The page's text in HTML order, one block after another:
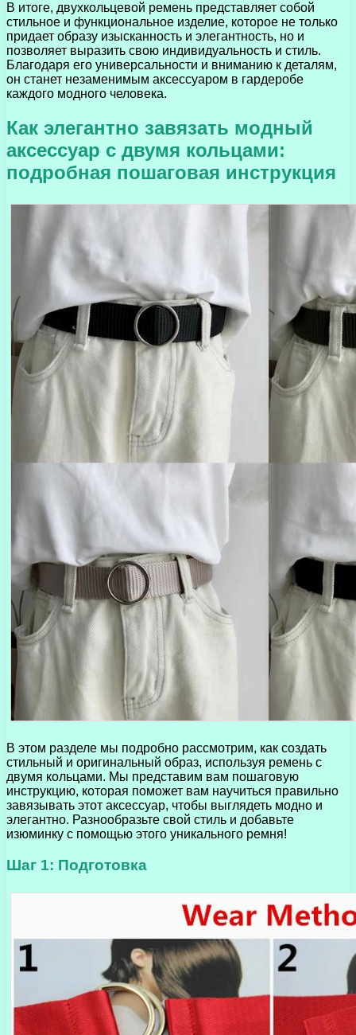
В итоге, двухкольцевой ремень представляет собой
стильное и функциональное изделие, которое не только
придает образу изысканность и элегантность, но и
позволяет выразить свою индивидуальность и стиль.
Благодаря его универсальности и вниманию к деталям,
он станет незаменимым аксессуаром в гардеробе
каждого модного человека.
Как элегантно завязать модный
аксессуар с двумя кольцами:
подробная пошаговая инструкция
В этом разделе мы подробно рассмотрим, как создать
стильный и оригинальный образ, используя ремень с
двумя кольцами. Мы представим вам пошаговую
инструкцию, которая поможет вам научиться правильно
завязывать этот аксессуар, чтобы выглядеть модно и
элегантно. Разнообразьте свой стиль и добавьте
изюминку с помощью этого уникального ремня!
Шаг 1: Подготовка